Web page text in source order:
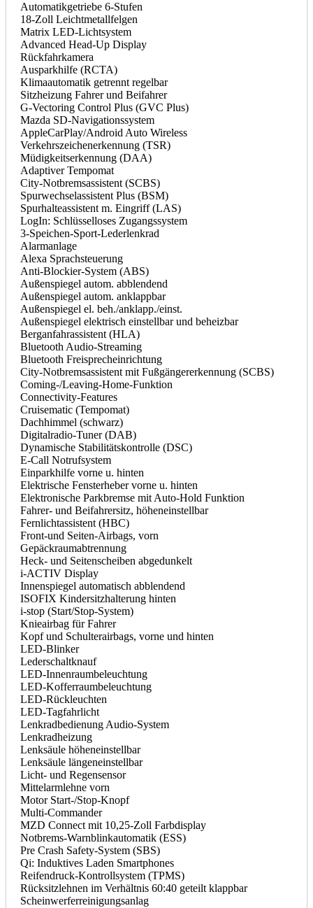
Automatikgetriebe 6-Stufen
18-Zoll Leichtmetallfelgen
Matrix LED-Lichtsystem
Advanced Head-Up Display
Rückfahrkamera
Ausparkhilfe (RCTA)
Klimaautomatik getrennt regelbar
Sitzheizung Fahrer und Beifahrer
G-Vectoring Control Plus (GVC Plus)
Mazda SD-Navigationssystem
AppleCarPlay/Android Auto Wireless
Verkehrszeichenerkennung (TSR)
Müdigkeitserkennung (DAA)
Adaptiver Tempomat
City-Notbremsassistent (SCBS)
Spurwechselassistent Plus (BSM)
Spurhalteassistent m. Eingriff (LAS)
LogIn: Schlüsselloses Zugangssystem
3-Speichen-Sport-Lederlenkrad
Alarmanlage
Alexa Sprachsteuerung
Anti-Blockier-System (ABS)
Außenspiegel autom. abblendend
Außenspiegel autom. anklappbar
Außenspiegel el. beh./anklapp./einst.
Außenspiegel elektrisch einstellbar und beheizbar
Berganfahrassistent (HLA)
Bluetooth Audio-Streaming
Bluetooth Freisprecheinrichtung
City-Notbremsassistent mit Fußgängererkennung (SCBS)
Coming-/Leaving-Home-Funktion
Connectivity-Features
Cruisematic (Tempomat)
Dachhimmel (schwarz)
Digitalradio-Tuner (DAB)
Dynamische Stabilitätskontrolle (DSC)
E-Call Notrufsystem
Einparkhilfe vorne u. hinten
Elektrische Fensterheber vorne u. hinten
Elektronische Parkbremse mit Auto-Hold Funktion
Fahrer- und Beifahrersitz, höheneinstellbar
Fernlichtassistent (HBC)
Front-und Seiten-Airbags, vorn
Gepäckraumabtrennung
Heck- und Seitenscheiben abgedunkelt
i-ACTIV Display
Innenspiegel automatisch abblendend
ISOFIX Kindersitzhalterung hinten
i-stop (Start/Stop-System)
Knieairbag für Fahrer
Kopf und Schulterairbags, vorne und hinten
LED-Blinker
Lederschaltknauf
LED-Innenraumbeleuchtung
LED-Kofferraumbeleuchtung
LED-Rückleuchten
LED-Tagfahrlicht
Lenkradbedienung Audio-System
Lenkradheizung
Lenksäule höheneinstellbar
Lenksäule längeneinstellbar
Licht- und Regensensor
Mittelarmlehne vorn
Motor Start-/Stop-Knopf
Multi-Commander
MZD Connect mit 10,25-Zoll Farbdisplay
Notbrems-Warnblinkautomatik (ESS)
Pre Crash Safety-System (SBS)
Qi: Induktives Laden Smartphones
Reifendruck-Kontrollsystem (TPMS)
Rücksitzlehnen im Verhältnis 60:40 geteilt klappbar
Scheinwerferreinigungsanlag